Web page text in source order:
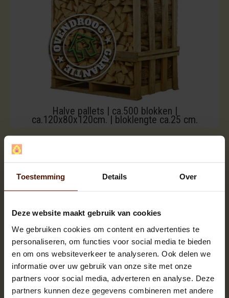
Toestemming Details Over
Deze website maakt gebruik van cookies
We gebruiken cookies om content en advertenties te
personaliseren, om functies voor social media te bieden
en om ons websiteverkeer te analyseren. Ook delen we
informatie over uw gebruik van onze site met onze
partners voor social media, adverteren en analyse. Deze
partners kunnen deze gegevens combineren met andere
Halve pallets | ca.500 blokken |
ca.120x80x120cm. | bloklengte ca.25 cm.